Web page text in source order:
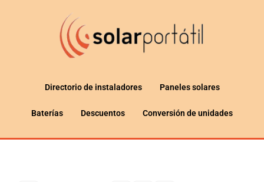
Directorio de instaladores Paneles solares
Baterías Descuentos Conversión de unidades